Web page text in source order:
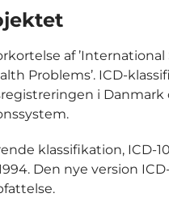
af
Problems’. ICD-
i
klassifikation, ICD-
Den nye version